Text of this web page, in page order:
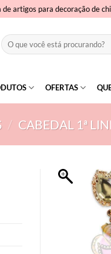
artigos para decoração de
Pesquisar
por:
OFERTAS
/ CABEDAL 1ª